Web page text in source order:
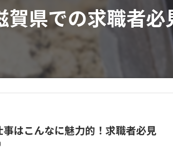
賀県での求職者
はこんなに魅力的！求職者必見